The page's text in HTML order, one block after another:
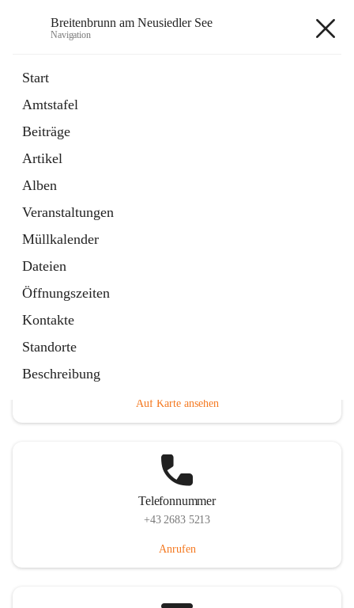
Breitenbrunn am Neusiedler See
Navigation
Start
Amtstafel
Beiträge
Artikel
Alben
Veranstaltungen
Müllkalender
Dateien
Öffnungszeiten
Kontakte
Standorte
Beschreibung
18 Schnellzugriffe
Gemeindeservice
Auf Karte ansehen
Telefonnummer
+43 2683 5213
Anrufen